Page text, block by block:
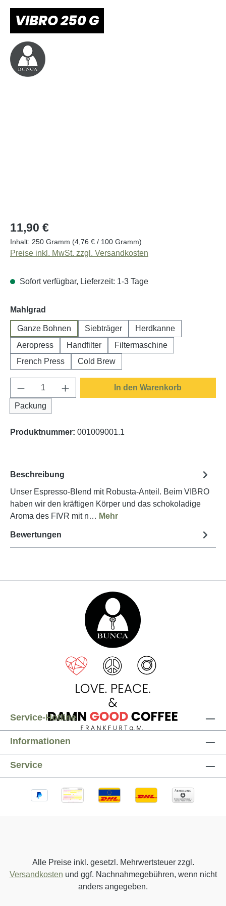
VIBRO 250 G
11,90 €
Inhalt: 250 Gramm (4,76 € / 100 Gramm)
Preise inkl. MwSt. zzgl. Versandkosten
Sofort verfügbar, Lieferzeit: 1-3 Tage
Mahlgrad
Ganze Bohnen Siebträger
Herdkanne
Aeropress
Handfilter
Filtermaschine
French Press
Cold Brew
Produkt Anzahl: Gib den gewünschten
Packung
In den Warenkorb
Produktnummer: 001009001.1
Beschreibung
Unser Espresso-Blend mit Robusta-Anteil. Beim VIBRO
haben wir den kräftigen Körper und das schokoladige
Aroma des FIVR mit n… Mehr
Bewertungen
Service-Hotline
Informationen
Service
Alle Preise inkl. gesetzl. Mehrwertsteuer zzgl.
Versandkosten und ggf. Nachnahmegebühren, wenn nicht
anders angegeben.